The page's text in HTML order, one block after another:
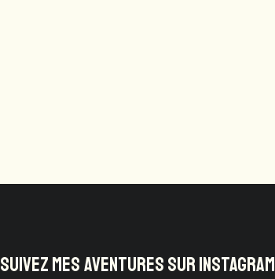
SUIVEZ MES AVENTURES SUR INSTAGRAM